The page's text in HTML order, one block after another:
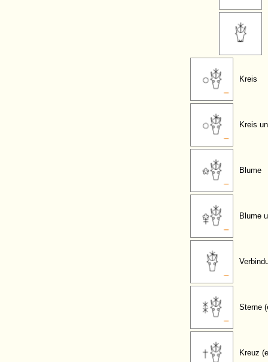
Kreis
Kreis
Blume
Blume
Sterne
Kreuz